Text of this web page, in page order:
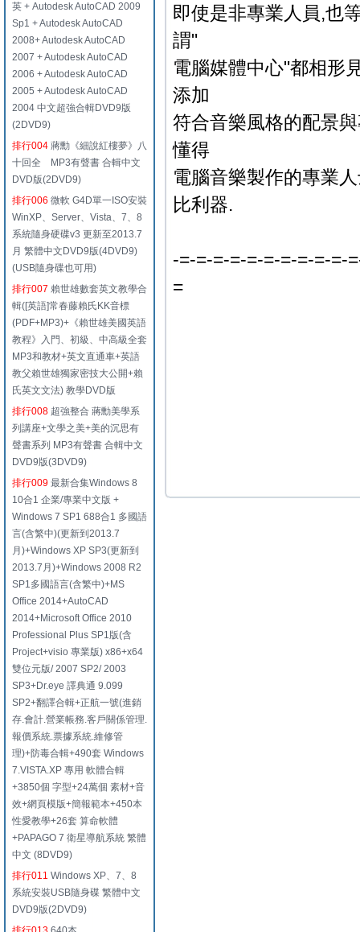
英 + Autodesk AutoCAD 2009
Sp1 + Autodesk AutoCAD
2008+ Autodesk AutoCAD
2007 + Autodesk AutoCAD
2006 + Autodesk AutoCAD
2005 + Autodesk AutoCAD
2004 中文超強合輯DVD9版
(2DVD9)
排行004 蔣勳《細說紅樓夢》八
十回全 MP3有聲書 合輯中文
DVD版(2DVD9)
排行006 微軟 G4D單一ISO安裝
WinXP、Server、Vista、7、8
系統隨身硬碟v3 更新至2013.7
月 繁體中文DVD9版(4DVD9)
(USB隨身碟也可用)
排行007 賴世雄數套英文教學合
輯([英語]常春藤賴氏KK音標
(PDF+MP3)+《賴世雄美國英語
教程》入門、初級、中高級全套
MP3和教材+英文直通車+英語
教父賴世雄獨家密技大公開+賴
氏英文文法) 教學DVD版
排行008 超強整合 蔣勳美學系
列講座+文學之美+美的沉思有
聲書系列 MP3有聲書 合輯中文
DVD9版(3DVD9)
排行009 最新合集Windows 8
10合1 企業/專業中文版 +
Windows 7 SP1 688合1 多國語
言(含繁中)(更新到2013.7
月)+Windows XP SP3(更新到
2013.7月)+Windows 2008 R2
SP1多國語言(含繁中)+MS
Office 2014+AutoCAD
2014+Microsoft Office 2010
Professional Plus SP1版(含
Project+visio 專業版) x86+x64
雙位元版/ 2007 SP2/ 2003
SP3+Dr.eye 譯典通 9.099
SP2+翻譯合輯+正航一號(進銷
存.會計.營業帳務.客戶關係管理.
報價系統.票據系統.維修管
理)+防毒合輯+490套 Windows
7.VISTA.XP 專用 軟體合輯
+3850個 字型+24萬個 素材+音
效+網頁模版+簡報範本+450本
性愛教學+26套 算命軟體
+PAPAGO 7 衛星導航系統 繁體
中文 (8DVD9)
排行011 Windows XP、7、8
系統安裝USB隨身碟 繁體中文
DVD9版(2DVD9)
即使是非專業人員,也
謂"
電腦媒體中心"都相形
添加
符合音樂風格的配景
懂得
電腦音樂製作的專業
比利器.
-=-=-=-=-=-=-=-=-=-=-
=